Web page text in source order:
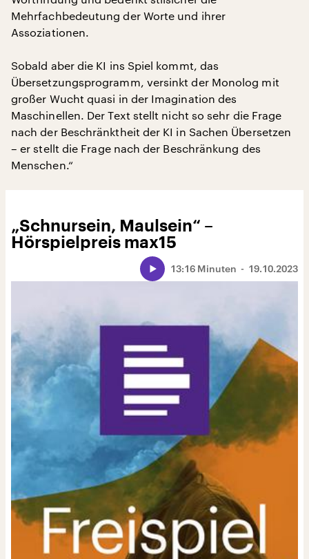
Mehrfachbedeutung der Worte und ihrer
Assoziationen.
Sobald aber die KI ins Spiel kommt, das
Übersetzungsprogramm, versinkt der Monolog mit
großer Wucht quasi in der Imagination des
Maschinellen. Der Text stellt nicht so sehr die Frage
nach der Beschränktheit der KI in Sachen Übersetzen
– er stellt die Frage nach der Beschränkung des
Menschen.“
„Schnursein, Maulsein“ –
Hörspielpreis max15
19.10.2023
13:16 Minuten